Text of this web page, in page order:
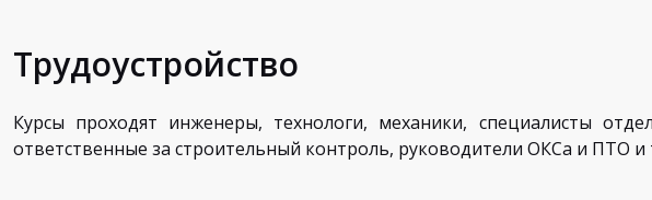
Трудоустройство
Курсы проходят инженеры, технологи, механики, специалисты
ответственные за строительный контроль, руководители ОКСа и ПТО и